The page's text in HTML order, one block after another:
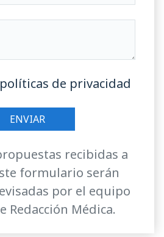
políticas de privacidad
recibidas a
formulario serán
por el equipo
Redacción Médica.